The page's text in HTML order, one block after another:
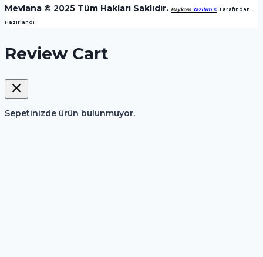
Mevlana © 2025 Tüm Hakları Saklıdır. Baykom Yazılım © ️ Tarafından
Hazırlandı
Review Cart
Sepetinizde ürün bulunmuyor.